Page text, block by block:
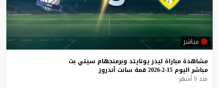
مباشر
مشاهدة مباراة ليدز يونايتد وبرمنجهام سيتي بث
مباشر اليوم 15-2-2026 قمة سانت أندروز
منذ 6 أشهر